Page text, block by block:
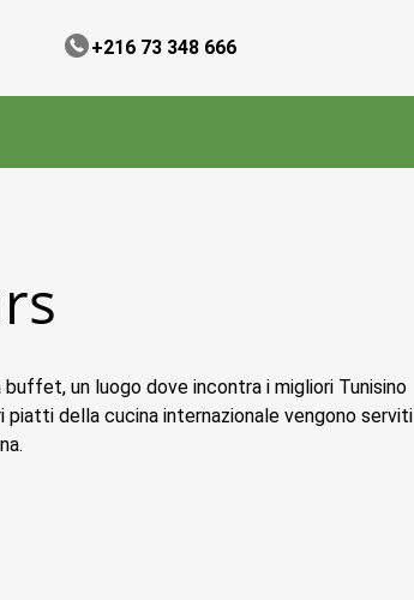
+216 73 348 666
un luogo dove incontra i migliori Tunisino
piatti della cucina internazionale vengono serviti